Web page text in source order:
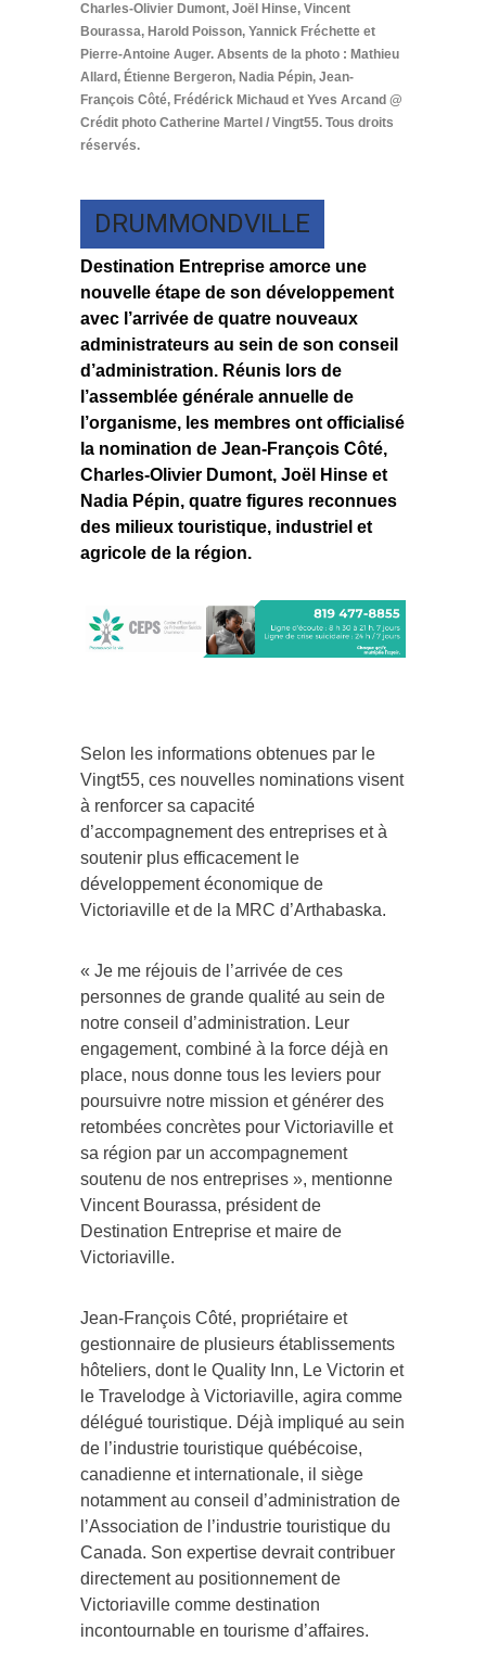
Charles-Olivier Dumont, Joël Hinse, Vincent
Bourassa, Harold Poisson, Yannick Fréchette et
Pierre-Antoine Auger. Absents de la photo : Mathieu
Allard, Étienne Bergeron, Nadia Pépin, Jean-
François Côté, Frédérick Michaud et Yves Arcand @
Crédit photo Catherine Martel / Vingt55. Tous droits
réservés.
DRUMMONDVILLE
Destination Entreprise amorce une
nouvelle étape de son développement
avec l’arrivée de quatre nouveaux
administrateurs au sein de son conseil
d’administration. Réunis lors de
l’assemblée générale annuelle de
l’organisme, les membres ont officialisé
la nomination de Jean-François Côté,
Charles-Olivier Dumont, Joël Hinse et
Nadia Pépin, quatre figures reconnues
des milieux touristique, industriel et
agricole de la région.
Selon les informations obtenues par le
Vingt55, ces nouvelles nominations visent
à renforcer sa capacité
d’accompagnement des entreprises et à
soutenir plus efficacement le
développement économique de
Victoriaville et de la MRC d’Arthabaska.
« Je me réjouis de l’arrivée de ces
personnes de grande qualité au sein de
notre conseil d’administration. Leur
engagement, combiné à la force déjà en
place, nous donne tous les leviers pour
poursuivre notre mission et générer des
retombées concrètes pour Victoriaville et
sa région par un accompagnement
soutenu de nos entreprises », mentionne
Vincent Bourassa, président de
Destination Entreprise et maire de
Victoriaville.
Jean-François Côté, propriétaire et
gestionnaire de plusieurs établissements
hôteliers, dont le Quality Inn, Le Victorin et
le Travelodge à Victoriaville, agira comme
délégué touristique. Déjà impliqué au sein
de l’industrie touristique québécoise,
canadienne et internationale, il siège
notamment au conseil d’administration de
l’Association de l’industrie touristique du
Canada. Son expertise devrait contribuer
directement au positionnement de
Victoriaville comme destination
incontournable en tourisme d’affaires.